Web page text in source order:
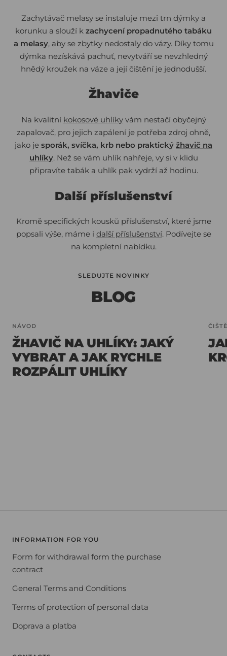
Zachytávač melasy se instaluje mezi trn dýmky a
korunku a slouží k zachycení propadnutého tabáku
a melasy, aby se zbytky nedostaly do vázy. Díky tomu
dýmka nezískává pachuť, nevytváří se nevzhledný
hnědý kroužek na váze a její čištění je jednodušší.
Žhaviče
Na kvalitní kokosové uhlíkyvám nestačí obyčejný
zapalovač, pro jejich zapálení je potřeba zdroj ohně,
jako je sporák, svíčka, krb nebo praktický žhavič na
uhlíky. Než se vám uhlík nahřeje, vy si v klidu
připravíte tabák a uhlík pak vydrží až hodinu.
Další příslušenství
Kromě specifických kousků příslušenství, které jsme
popsali výše, máme i další příslušenství. Podívejte se
na kompletní nabídku.
SLEDUJTE NOVINKY
BLOG
NÁVOD
ŽHAVIČ NA UHLÍKY: JAKÝ
VYBRAT A JAK RYCHLE
ROZPÁLIT UHLÍKY
INFORMATION FOR YOU
Form for withdrawal form the purchase
contract
General Terms and Conditions
Terms of protection of personal data
Doprava a platba